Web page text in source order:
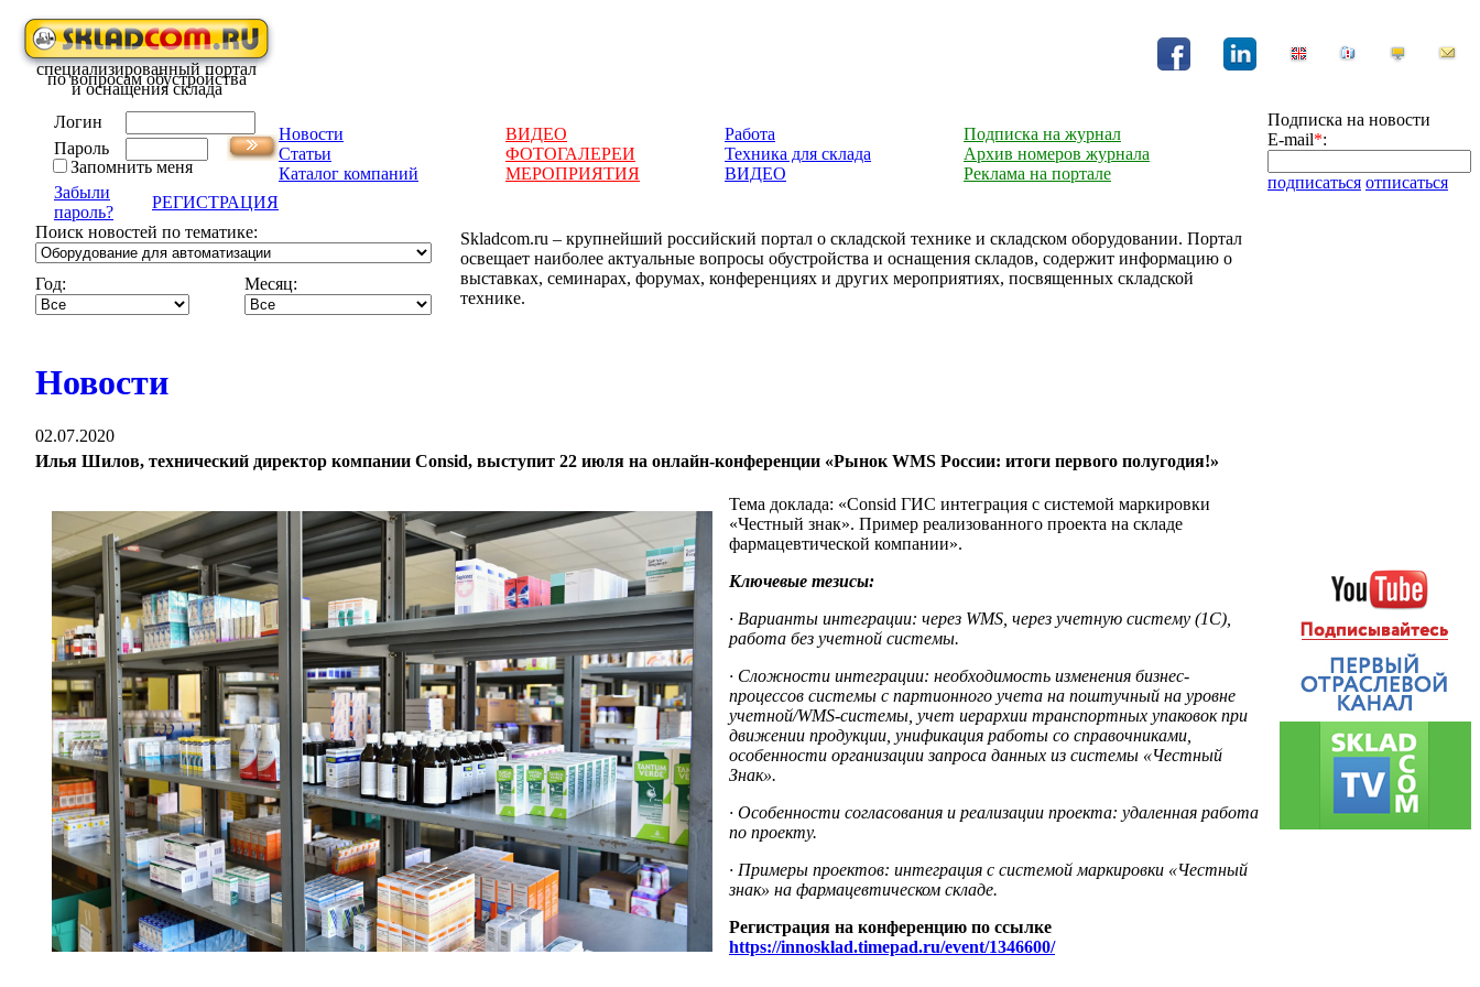
специализированный портал
по вопросам обустройства
и оснащения склада
Логин
Пароль
Запомнить меня
Забыли
пароль?
РЕГИСТРАЦИЯ
Новости ВИДЕО Работа
Подписка на журнал
Статьи
ФОТОГАЛЕРЕИ Техника для склада
Архив номеров журнала
Каталог компаний
МЕРОПРИЯТИЯ ВИДЕО Реклама на портале
Подписка на новости
E-mail*:
подписаться отписаться
Поиск новостей по тематике:
Год: Месяц:
Skladcom.ru – крупнейший российский портал о складской технике и складском оборудовании. Портал
освещает наиболее актуальные вопросы обустройства и оснащения складов, содержит информацию о
выставках, семинарах, форумах, конференциях и других мероприятиях, посвященных складской
технике.
Новости
02.07.2020
Илья Шилов, технический директор компании Consid, выступит 22 июля на онлайн-конференции «Рынок WMS России: итоги первого полугодия!»
Тема доклада: «Consid ГИС интеграция с системой маркировки
«Честный знак». Пример реализованного проекта на складе
фармацевтической компании».
Ключевые тезисы:
· Варианты интеграции: через WMS, через учетную систему (1С),
работа без учетной системы.
· Сложности интеграции: необходимость изменения бизнес-
процессов системы с партионного учета на поштучный на уровне
учетной/WMS-системы, учет иерархии транспортных упаковок при
движении продукции, унификация работы со справочниками,
особенности организации запроса данных из системы «Честный
Знак».
· Особенности согласования и реализации проекта: удаленная работа
по проекту.
· Примеры проектов: интеграция с системой маркировки «Честный
знак» на фармацевтическом складе.
Регистрация на конференцию по ссылке
https://innosklad.timepad.ru/event/1346600/